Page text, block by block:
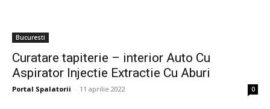
Bucuresti
Curatare tapiterie – interior Auto Cu
Aspirator Injectie Extractie Cu Aburi
Portal Spalatorii - 11 aprilie 2022 0